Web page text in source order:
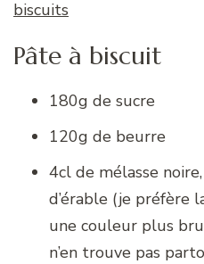
Pâte à biscuit
180g de sucre
120g de beurre
4cl de mélasse
d’érable (je préfère
une couleur plus
n’en trouve pas